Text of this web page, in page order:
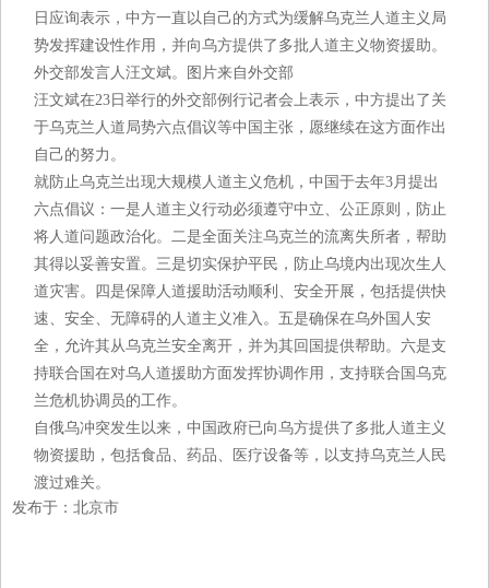
日应询表示，中方一直以自己的方式为缓解乌克兰人道主义局
势发挥建设性作用，并向乌方提供了多批人道主义物资援助。
外交部发言人汪文斌。图片来自外交部
汪文斌在23日举行的外交部例行记者会上表示，中方提出了关
于乌克兰人道局势六点倡议等中国主张，愿继续在这方面作出
自己的努力。
就防止乌克兰出现大规模人道主义危机，中国于去年3月提出
六点倡议：一是人道主义行动必须遵守中立、公正原则，防止
将人道问题政治化。二是全面关注乌克兰的流离失所者，帮助
其得以妥善安置。三是切实保护平民，防止乌境内出现次生人
道灾害。四是保障人道援助活动顺利、安全开展，包括提供快
速、安全、无障碍的人道主义准入。五是确保在乌外国人安
全，允许其从乌克兰安全离开，并为其回国提供帮助。六是支
持联合国在对乌人道援助方面发挥协调作用，支持联合国乌克
兰危机协调员的工作。
自俄乌冲突发生以来，中国政府已向乌方提供了多批人道主义
物资援助，包括食品、药品、医疗设备等，以支持乌克兰人民
渡过难关。
发布于：北京市